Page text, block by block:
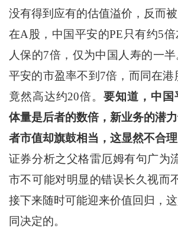
没有得到应有的估值溢价，反而被
在A股，中国平安的PE只有约5
人保的7倍，仅为中国人寿的一
平安的市盈率不到7倍，而同在港
竟然高达约20倍。要知道，中国
体量是后者的数倍，新业务的潜
者市值却旗鼓相当，这显然不合理
证券分析之父格雷厄姆有句广为
市不可能对明显的错误长久视而
接下来随时可能迎来价值回归，
同决定的。